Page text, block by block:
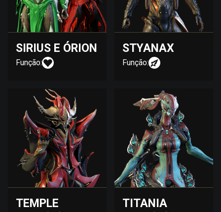
SIRIUS E ÓRION
Função:
STYANAX
Função:
TEMPLE TITANIA